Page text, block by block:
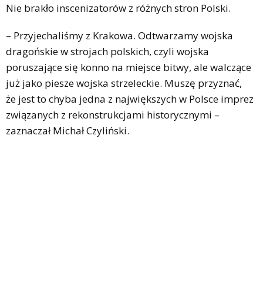
Nie brakło inscenizatorów z różnych stron Polski.
– Przyjechaliśmy z Krakowa. Odtwarzamy wojska
dragońskie w strojach polskich, czyli wojska
poruszające się konno na miejsce bitwy, ale walczące
już jako piesze wojska strzeleckie. Muszę przyznać,
że jest to chyba jedna z największych w Polsce imprez
związanych z rekonstrukcjami historycznymi –
zaznaczał Michał Czyliński.